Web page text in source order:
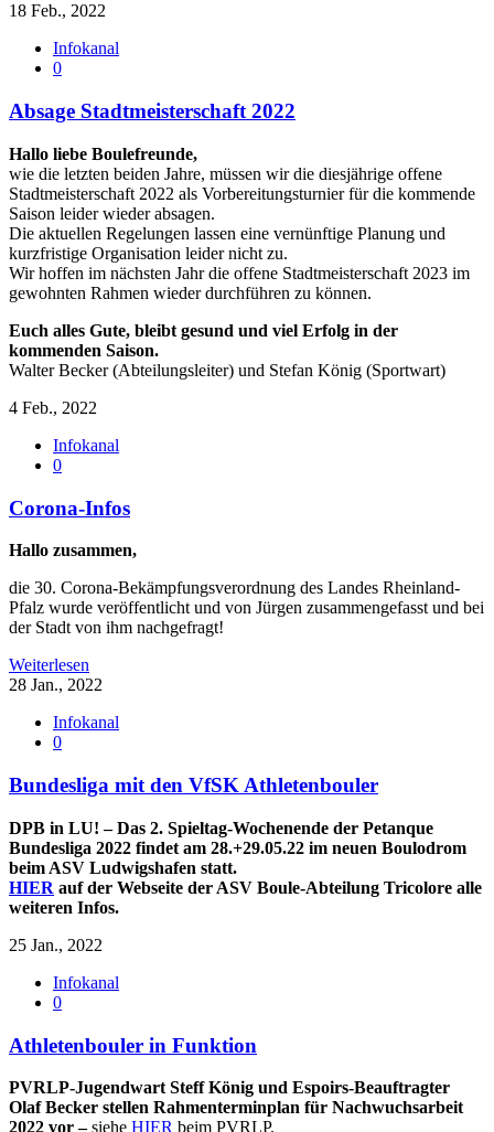
18 Feb., 2022
Infokanal
0
Absage Stadtmeisterschaft 2022
Hallo liebe Boulefreunde,
wie die letzten beiden Jahre, müssen wir die diesjährige offene
Stadtmeisterschaft 2022 als Vorbereitungsturnier für die kommende
Saison leider wieder absagen.
Die aktuellen Regelungen lassen eine vernünftige Planung und
kurzfristige Organisation leider nicht zu.
Wir hoffen im nächsten Jahr die offene Stadtmeisterschaft 2023 im
gewohnten Rahmen wieder durchführen zu können.
Euch alles Gute, bleibt gesund und viel Erfolg in der
kommenden Saison.
Walter Becker (Abteilungsleiter) und Stefan König (Sportwart)
4 Feb., 2022
Infokanal
0
Corona-Infos
Hallo zusammen,
die 30. Corona-Bekämpfungsverordnung des Landes Rheinland-
Pfalz wurde veröffentlicht und von Jürgen zusammengefasst und bei
der Stadt von ihm nachgefragt!
Weiterlesen
28 Jan., 2022
Infokanal
0
Bundesliga mit den VfSK Athletenbouler
DPB in LU! – Das 2. Spieltag-Wochenende der Petanque
Bundesliga 2022 findet am 28.+29.05.22 im neuen Boulodrom
beim ASV Ludwigshafen statt.
HIER auf der Webseite der ASV Boule-Abteilung Tricolore alle
weiteren Infos.
25 Jan., 2022
Infokanal
0
Athletenbouler in Funktion
PVRLP-Jugendwart Steff König und Espoirs-Beauftragter
Olaf Becker stellen Rahmenterminplan für Nachwuchsarbeit
2022 vor –siehe HIER beim PVRLP.